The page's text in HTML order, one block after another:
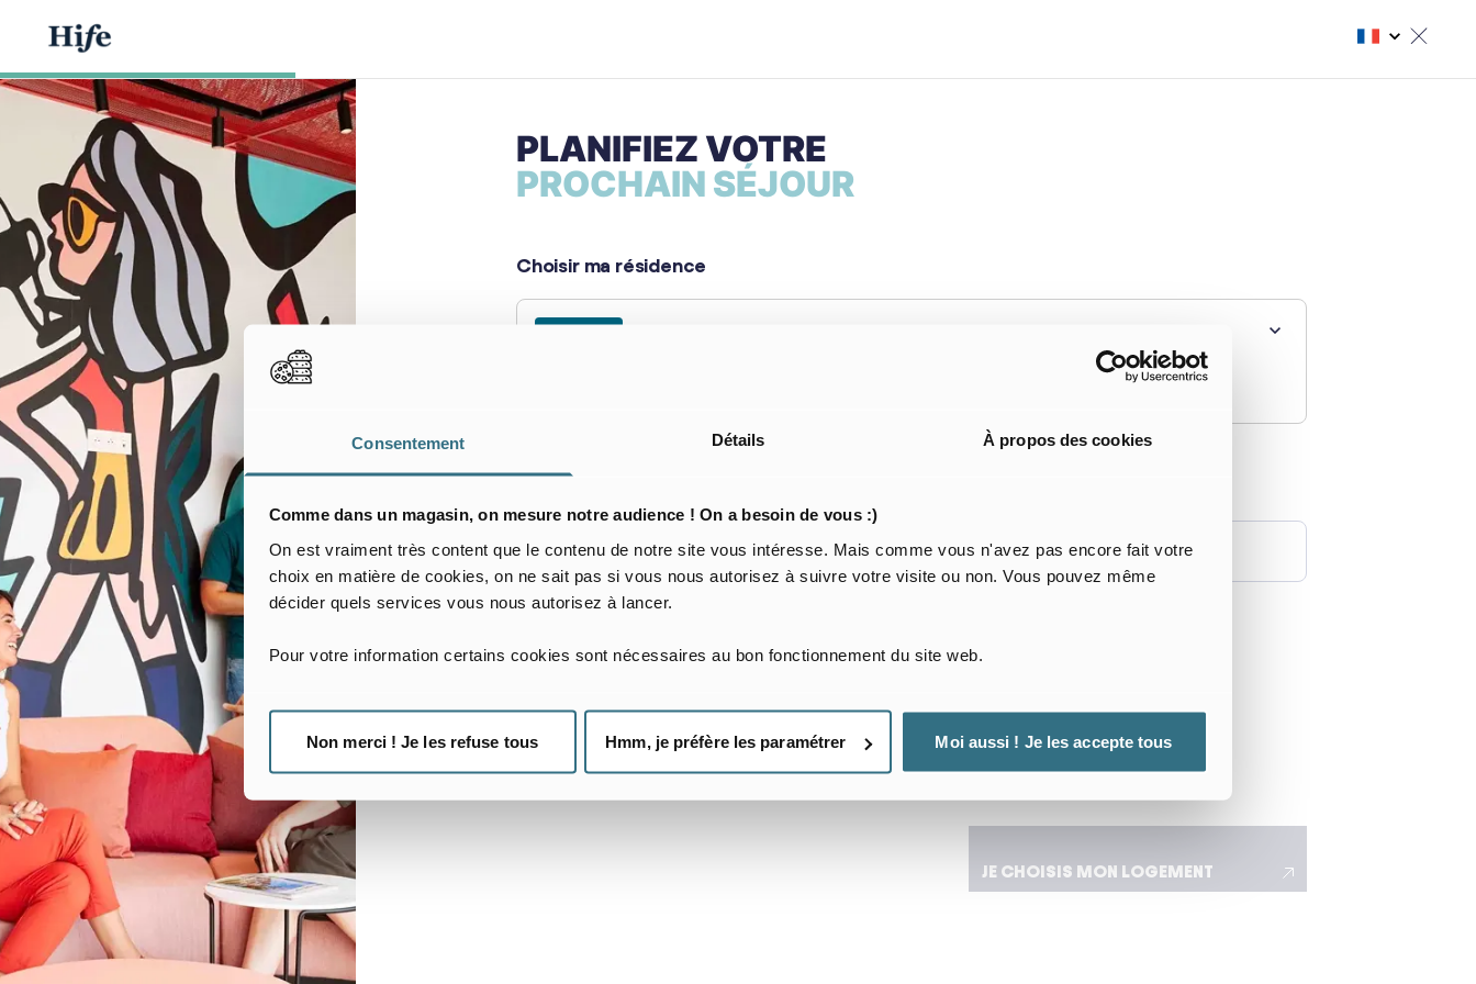
Consentement Détails À propos des cookies
Comme dans un magasin, on mesure notre audience ! On a besoin de vous :)
On est vraiment très content que le contenu de notre site vous intéresse. Mais comme vous n'avez pas encore fait votre
choix en matière de cookies, on ne sait pas si vous nous autorisez à suivre votre visite ou non. Vous pouvez même
décider quels services vous nous autorisez à lancer.
Pour votre information certains cookies sont nécessaires au bon fonctionnement du site web.
Non merci ! Je les refuse tous Hmm, je préfère les paramétrer Moi aussi ! Je les accepte tous
PLANIFIEZ VOTRE
PROCHAIN SÉJOUR
Choisir ma résidence
Date d’arrivée
J’arrive le
Date de départ
Je voyage pour le travail
Nombre de locataires
J’ai une demande spécifique
JE CHOISIS MON LOGEMENT